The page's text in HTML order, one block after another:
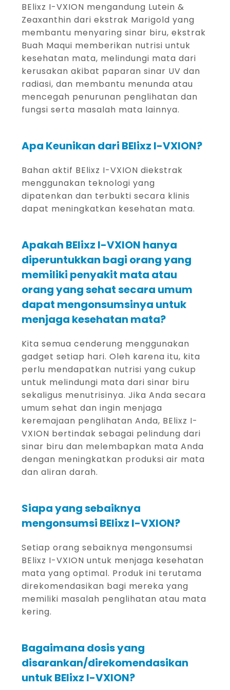
BElixz I-VXION mengandung Lutein &
Zeaxanthin dari ekstrak Marigold yang
membantu menyaring sinar biru, ekstrak
Buah Maqui memberikan nutrisi untuk
kesehatan mata, melindungi mata dari
kerusakan akibat paparan sinar UV dan
radiasi, dan membantu menunda atau
mencegah penurunan penglihatan dan
fungsi serta masalah mata lainnya.
Apa Keunikan dari BElixz I-VXION?
Bahan aktif BElixz I-VXION diekstrak
menggunakan teknologi yang
dipatenkan dan terbukti secara klinis
dapat meningkatkan kesehatan mata.
Apakah BElixz I-VXION hanya
diperuntukkan bagi orang yang
memiliki penyakit mata atau
orang yang sehat secara umum
dapat mengonsumsinya untuk
menjaga kesehatan mata?
Kita semua cenderung menggunakan
gadget setiap hari. Oleh karena itu, kita
perlu mendapatkan nutrisi yang cukup
untuk melindungi mata dari sinar biru
sekaligus menutrisinya. Jika Anda secara
umum sehat dan ingin menjaga
keremajaan penglihatan Anda, BElixz I-
VXION bertindak sebagai pelindung dari
sinar biru dan melembapkan mata Anda
dengan meningkatkan produksi air mata
dan aliran darah.
Siapa yang sebaiknya
mengonsumsi BElixz I-VXION?
Setiap orang sebaiknya mengonsumsi
BElixz I-VXION untuk menjaga kesehatan
mata yang optimal. Produk ini terutama
direkomendasikan bagi mereka yang
memiliki masalah penglihatan atau mata
kering.
Bagaimana dosis yang
disarankan/direkomendasikan
untuk BElixz I-VXION?